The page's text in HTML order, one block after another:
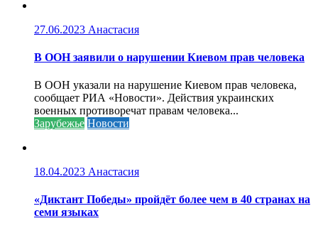
27.06.2023 Анастасия
В ООН заявили о нарушении Киевом прав человека
В ООН указали на нарушение Киевом прав человека,
сообщает РИА «Новости». Действия украинских
военных противоречат правам человека...
Зарубежье Новости
18.04.2023 Анастасия
«Диктант Победы» пройдёт более чем в 40 странах на
семи языках